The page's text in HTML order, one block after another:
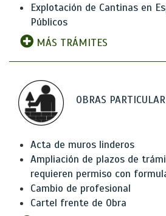
Explotación de Cantinas en
Públicos
MÁS TRÁMITES
OBRAS
Acta de muros linderos
Ampliación de plazos de
requieren permiso con
Cambio de profesional
Cartel frente de Obra